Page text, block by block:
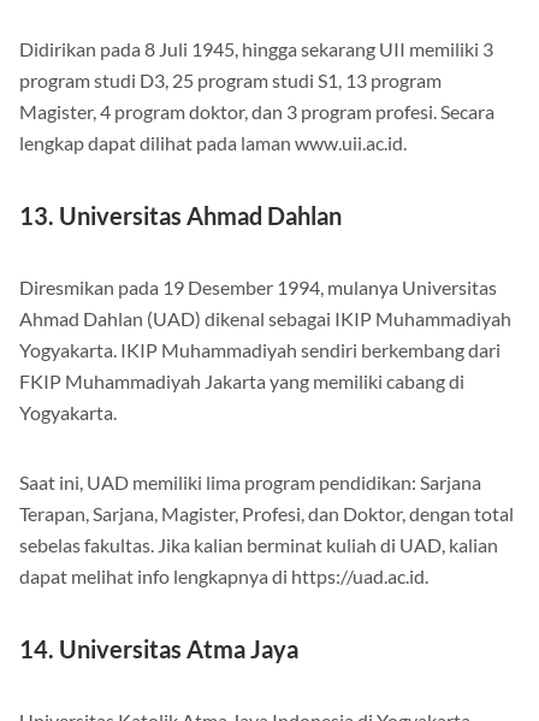
Didirikan pada 8 Juli 1945, hingga sekarang UII memiliki 3
program studi D3, 25 program studi S1, 13 program
Magister, 4 program doktor, dan 3 program profesi. Secara
lengkap dapat dilihat pada laman www.uii.ac.id.
13. Universitas Ahmad Dahlan
Diresmikan pada 19 Desember 1994, mulanya Universitas
Ahmad Dahlan (UAD) dikenal sebagai IKIP Muhammadiyah
Yogyakarta. IKIP Muhammadiyah sendiri berkembang dari
FKIP Muhammadiyah Jakarta yang memiliki cabang di
Yogyakarta.
Saat ini, UAD memiliki lima program pendidikan: Sarjana
Terapan, Sarjana, Magister, Profesi, dan Doktor, dengan total
sebelas fakultas. Jika kalian berminat kuliah di UAD, kalian
dapat melihat info lengkapnya di https://uad.ac.id.
14. Universitas Atma Jaya